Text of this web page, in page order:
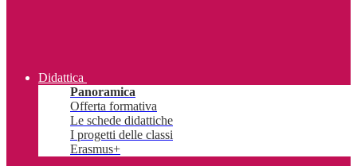
Didattica
Panoramica
Offerta formativa
Le schede didattiche
I progetti delle classi
Erasmus+